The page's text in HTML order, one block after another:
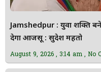
Jamshedpur : युवा शक्ति
देगा आजसू : सुदेश महतो
August 9, 2026 3:14 am No